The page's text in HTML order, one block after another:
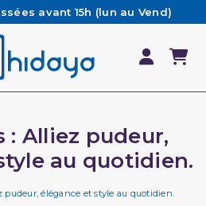
avant 15h (lun au Vend)
expédiées le jour même
Retrouvez notre FAQ
à partir de 65€ d'achat*
: Alliez pudeur,
au quotidien.
pudeur, élégance et style au quotidien.